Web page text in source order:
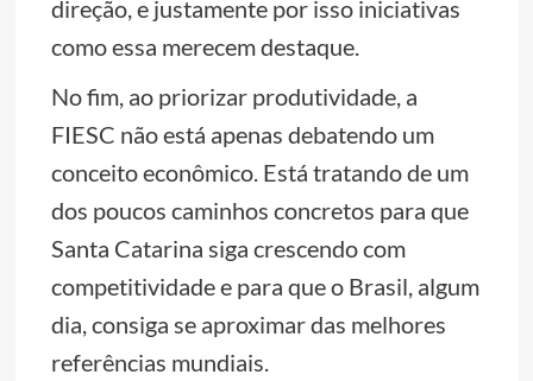
direção, e justamente por isso iniciativas
como essa merecem destaque.
No fim, ao priorizar produtividade, a
FIESC não está apenas debatendo um
conceito econômico. Está tratando de um
dos poucos caminhos concretos para que
Santa Catarina siga crescendo com
competitividade e para que o Brasil, algum
dia, consiga se aproximar das melhores
referências mundiais.